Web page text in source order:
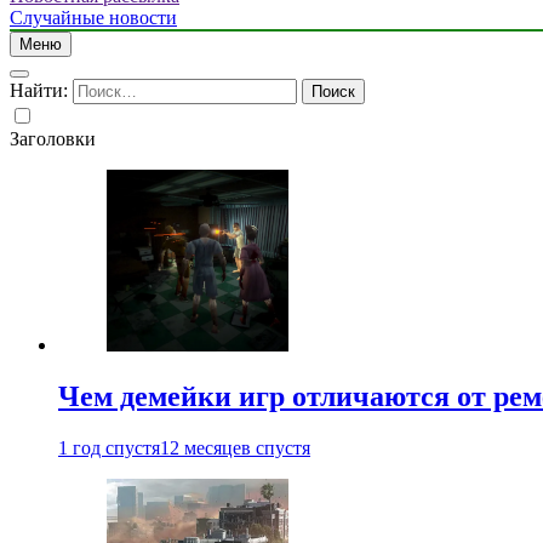
Случайные новости
Меню
Найти:
Заголовки
Чем демейки игр отличаются от
1 год спустя12 месяцев спустя